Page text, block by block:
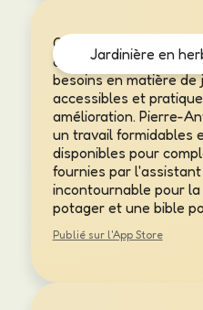
Jardinière en
Quel bonheur
chez nous, une
besoins en matière de
accessibles et
amélioration. Pierre-
un travail formidables
disponibles pour
fournies par
incontournable pour
potager et une bible
Publié sur l'App Store